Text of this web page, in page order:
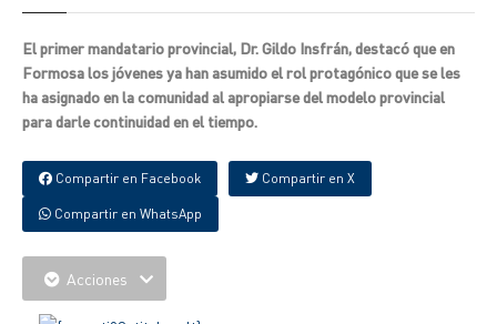
El primer mandatario provincial, Dr. Gildo Insfrán, destacó que en
Formosa los jóvenes ya han asumido el rol protagónico que se les
ha asignado en la comunidad al apropiarse del modelo provincial
para darle continuidad en el tiempo.
Compartir en Facebook Compartir en X
Compartir en WhatsApp
Acciones